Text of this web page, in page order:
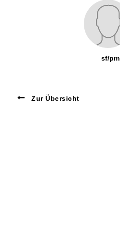
sf/pm
Zur Übersicht